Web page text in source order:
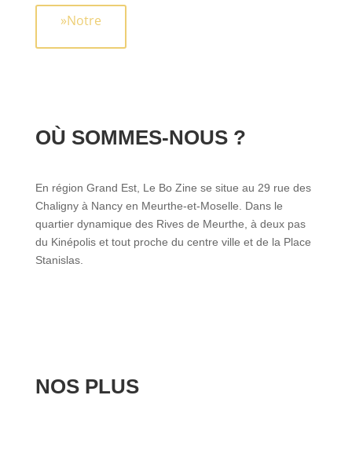
»Notre
OÙ SOMMES-NOUS ?
En région Grand Est, Le Bo Zine se situe au 29 rue des
Chaligny à Nancy en Meurthe-et-Moselle. Dans le
quartier dynamique des Rives de Meurthe, à deux pas
du Kinépolis et tout proche du centre ville et de la Place
Stanislas.
NOS PLUS